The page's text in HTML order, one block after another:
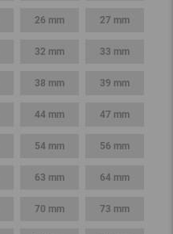
26 mm 27 mm
32 mm 33 mm
38 mm 39 mm
44 mm 47 mm
54 mm 56 mm
63 mm 64 mm
70 mm 73 mm